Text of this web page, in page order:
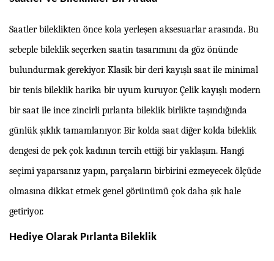
Saatler bileklikten önce kola yerleşen aksesuarlar arasında. Bu
sebeple bileklik seçerken saatin tasarımını da göz önünde
bulundurmak gerekiyor. Klasik bir deri kayışlı saat ile minimal
bir tenis bileklik harika bir uyum kuruyor. Çelik kayışlı modern
bir saat ile ince zincirli pırlanta bileklik birlikte taşındığında
günlük şıklık tamamlanıyor. Bir kolda saat diğer kolda bileklik
dengesi de pek çok kadının tercih ettiği bir yaklaşım. Hangi
seçimi yaparsanız yapın, parçaların birbirini ezmeyecek ölçüde
olmasına dikkat etmek genel görünümü çok daha şık hale
getiriyor.
Hediye Olarak Pırlanta Bileklik